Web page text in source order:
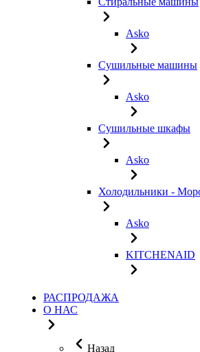
Asko
Сушильные машины
Asko
Сушильные шкафы
Asko
Холодильники -
Asko
KITCHENAID
РАСПРОДАЖА
О НАС
Назад